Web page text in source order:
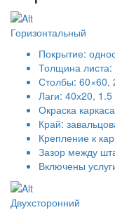
Горизонтальный
Покрытие:
Толщина
Столбы: 60×60,
Лаги: 40х20,
Окраска
Край:
Крепление к
Зазор между
Включены
Двухсторонний